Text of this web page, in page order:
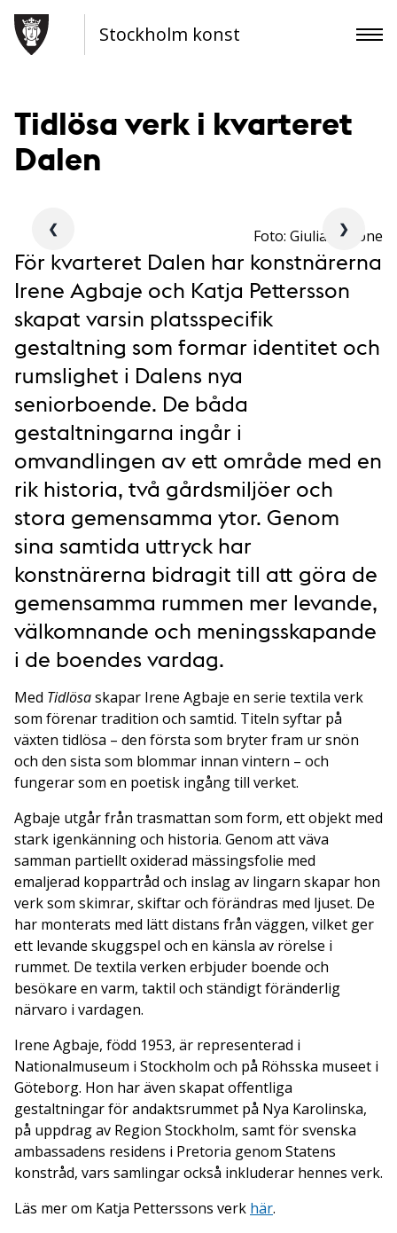
Stockholm konst
Tidlösa verk i kvarteret
Dalen
Foto: Giulia Cairone
❮ ❯
För kvarteret Dalen har konstnärerna
Irene Agbaje och Katja Pettersson
skapat varsin platsspecifik
gestaltning som formar identitet och
rumslighet i Dalens nya
seniorboende. De båda
gestaltningarna ingår i
omvandlingen av ett område med en
rik historia, två gårdsmiljöer och
stora gemensamma ytor. Genom
sina samtida uttryck har
konstnärerna bidragit till att göra de
gemensamma rummen mer levande,
välkomnande och meningsskapande
i de boendes vardag.
Med Tidlösaskapar Irene Agbaje en serie textila verk
som förenar tradition och samtid. Titeln syftar på
växten tidlösa – den första som bryter fram ur snön
och den sista som blommar innan vintern – och
fungerar som en poetisk ingång till verket.
Agbaje utgår från trasmattan som form, ett objekt med
stark igenkänning och historia. Genom att väva
samman partiellt oxiderad mässingsfolie med
emaljerad koppartråd och inslag av lingarn skapar hon
verk som skimrar, skiftar och förändras med ljuset. De
har monterats med lätt distans från väggen, vilket ger
ett levande skuggspel och en känsla av rörelse i
rummet. De textila verken erbjuder boende och
besökare en varm, taktil och ständigt föränderlig
närvaro i vardagen.
Irene Agbaje, född 1953, är representerad i
Nationalmuseum i Stockholm och på Röhsska museet i
Göteborg. Hon har även skapat offentliga
gestaltningar för andaktsrummet på Nya Karolinska,
på uppdrag av Region Stockholm, samt för svenska
ambassadens residens i Pretoria genom Statens
konstråd, vars samlingar också inkluderar hennes verk.
Läs mer om Katja Petterssons verk här.